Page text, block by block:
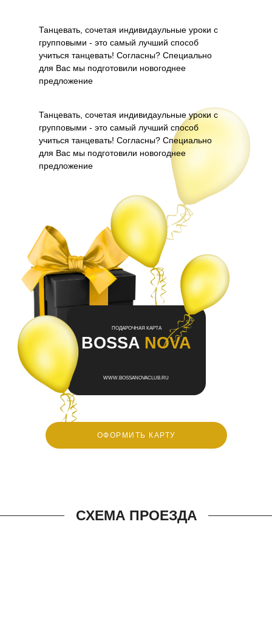
Танцевать, сочетая индивидаульные уроки с
групповыми - это самый лучший способ
учиться танцевать! Согласны? Специально
для Вас мы подготовили новогоднее
предложение
Танцевать, сочетая индивидаульные уроки с
групповыми - это самый лучший способ
учиться танцевать! Согласны? Специально
для Вас мы подготовили новогоднее
предложение
BOSSA NOVA
ПОДАРОЧНАЯ КАРТА
WWW.BOSSANOVACLUB.RU
ОФОРМИТЬ КАРТУ
СХЕМА ПРОЕЗДА